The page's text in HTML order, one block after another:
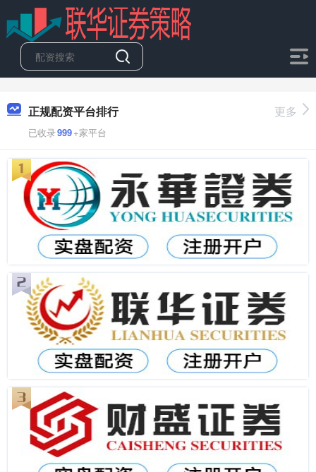
正规配资平台排行
已收录999+家平台
更多